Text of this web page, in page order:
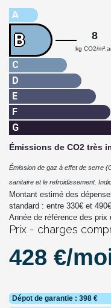
A
8
kg CO2/
B
C
D
E
F
G
Émissions de CO2 très
Émission de gaz à effet de serre
sanitaire et le refroidissement.
Montant estimé des
standard : entre 330€ et 490€
Année de référence des prix
Prix - charges
428 €/
Dépot de garantie : 398 €